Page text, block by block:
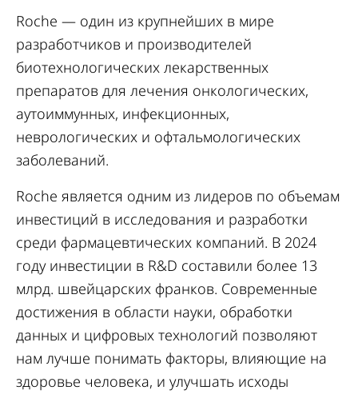
Roche — один из крупнейших в мире
разработчиков и производителей
биотехнологических лекарственных
препаратов для лечения онкологических,
аутоиммунных, инфекционных,
неврологических и офтальмологических
заболеваний.
Roche является одним из лидеров по объемам
инвестиций в исследования и разработки
среди фармацевтических компаний. В 2024
году инвестиции в R&D составили более 13
млрд. швейцарских франков. Современные
достижения в области науки, обработки
данных и цифровых технологий позволяют
нам лучше понимать факторы, влияющие на
здоровье человека, и улучшать исходы